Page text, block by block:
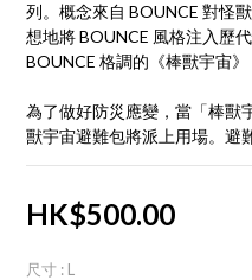
列。概念來自 BOUNCE 對怪
想地將 BOUNCE 風格注入歷
BOUNCE 格調的《棒獸宇宙》
為了做好防災應變，當「棒獸
獸宇宙避難包將派上用場。避
HK$500.00
尺寸 : L